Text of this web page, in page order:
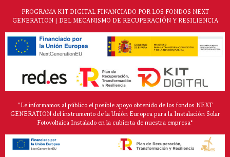
PROGRAMA KIT DIGITAL FINANCIADO POR LOS FONDOS NEXT
GENERATION | DEL MECANISMO DE RECUPERACIÓN Y RESILIENCIA
"Le informamos al público el posible apoyo obtenido de los fondos NEXT
GENERATION del instrumento de la Unión Europea para la Instalación Solar
Fotovoltaica Instalado en la cubierta de nuestra empresa*